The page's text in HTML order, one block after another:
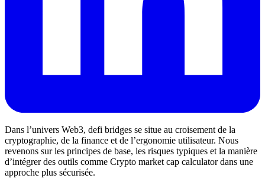
Dans l’univers Web3, defi bridges se situe au croisement de la
cryptographie, de la finance et de l’ergonomie utilisateur. Nous
revenons sur les principes de base, les risques typiques et la manière
d’intégrer des outils comme Crypto market cap calculator dans une
approche plus sécurisée.